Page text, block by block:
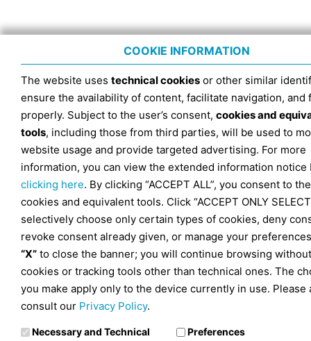
COOKIE INFORMATION
The website uses technical cookies or other similar
ensure the availability of content, facilitate navigation, and
properly. Subject to the user’s consent, cookies and
tools, including those from third parties, will be used to
website usage and provide targeted advertising. For more
information, you can view the extended information notice
clicking here. By clicking “ACCEPT ALL”, you consent to
cookies and equivalent tools. Click “ACCEPT ONLY
selectively choose only certain types of cookies, deny
revoke consent already given, or manage your
“X” to close the banner; you will continue browsing without
cookies or tracking tools other than technical ones. The
you make apply only to the device currently in use. Please
consult our Privacy Policy.
Necessary and Technical Preferences